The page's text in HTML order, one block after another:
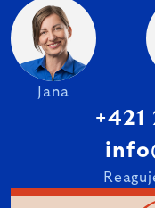
Jana
+421